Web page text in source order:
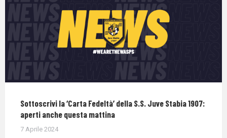
Sottoscrivi la ‘Carta Fedeltà’ della S.S. Juve Stabia 1907:
aperti anche questa mattina
7 Aprile 2024